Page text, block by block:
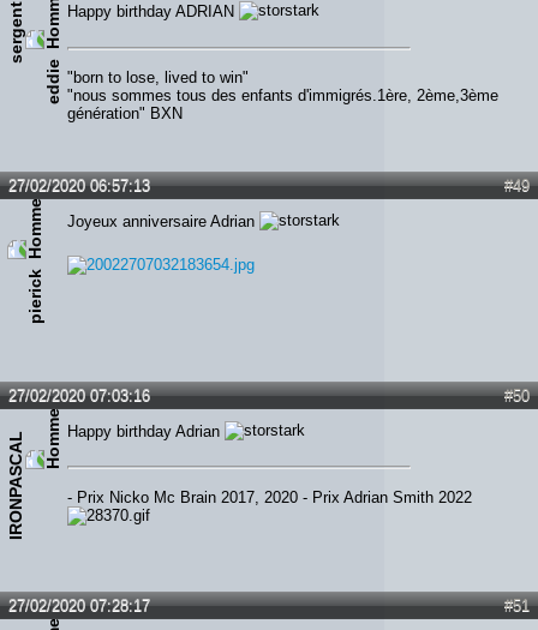
s
e
r
g
e
n
t
e
d
d
i
e
Happy birthday ADRIAN
"born to lose, lived to win"
"nous sommes tous des enfants d'immigrés.1ère, 2ème,3ème
génération" BXN
#49
27/02/2020 06:57:13
pierick
Joyeux anniversaire Adrian
#50
27/02/2020 07:03:16
IRONPASCAL Happy birthday Adrian
- Prix Nicko Mc Brain 2017, 2020 - Prix Adrian Smith 2022
#51
27/02/2020 07:28:17